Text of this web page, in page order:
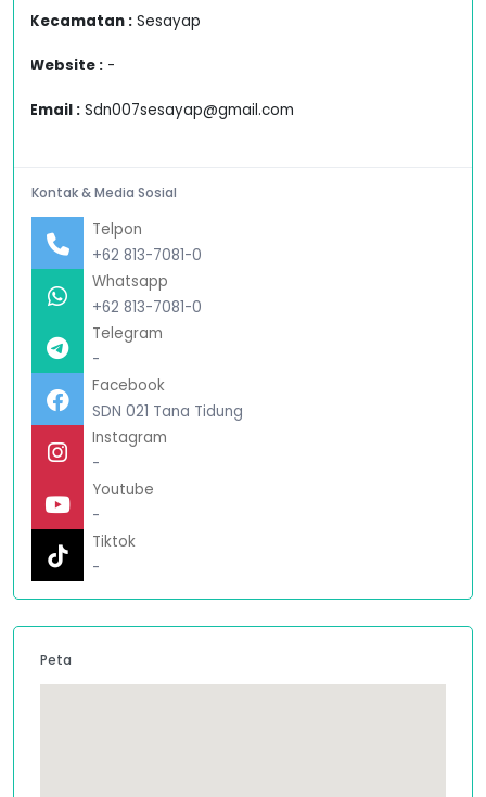
Kecamatan : Sesayap
Website : -
Email : Sdn007sesayap@gmail.com
Kontak & Media Sosial
Telpon
+62 813-7081-0
Whatsapp
+62 813-7081-0
Telegram
-
Facebook
SDN 021 Tana Tidung
Instagram
-
Youtube
-
Tiktok
-
Peta